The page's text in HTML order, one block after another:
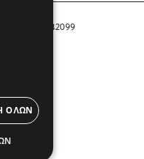
Μ.Η.Τ. 242099
Μανιφέστο
ΌΛΩΝ